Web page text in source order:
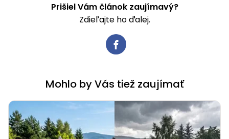
Prišiel Vám článok zaujímavý?
Zdieľajte ho ďalej.
Mohlo by Vás tiež zaujímať